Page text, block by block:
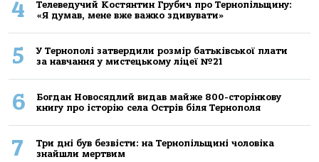
4
Телеведучий Костянтин Грубич про Тернопільщину:
«Я думав, мене вже важко здивувати»
5
У Тернополі затвердили розмір батьківської плати
за навчання у мистецькому ліцеї №21
6
Богдан Новосядлий видав майже 800-сторінкову
книгу про історію села Острів біля Тернополя
7
Три дні був безвісти: на Тернопільщині чоловіка
знайшли мертвим